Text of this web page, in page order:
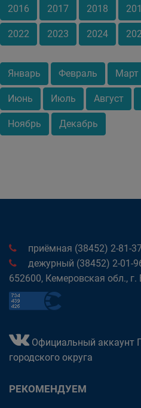
2016 2017 2018
2022 2023 2024
Январь Февраль Март
Июнь Июль Август
Ноябрь Декабрь
приёмная (38452) 2-81-
дежурный (38452) 2-01-
652600, Кемеровская обл., г.
Официальный аккаунт
городского округа
РЕКОМЕНДУЕМ